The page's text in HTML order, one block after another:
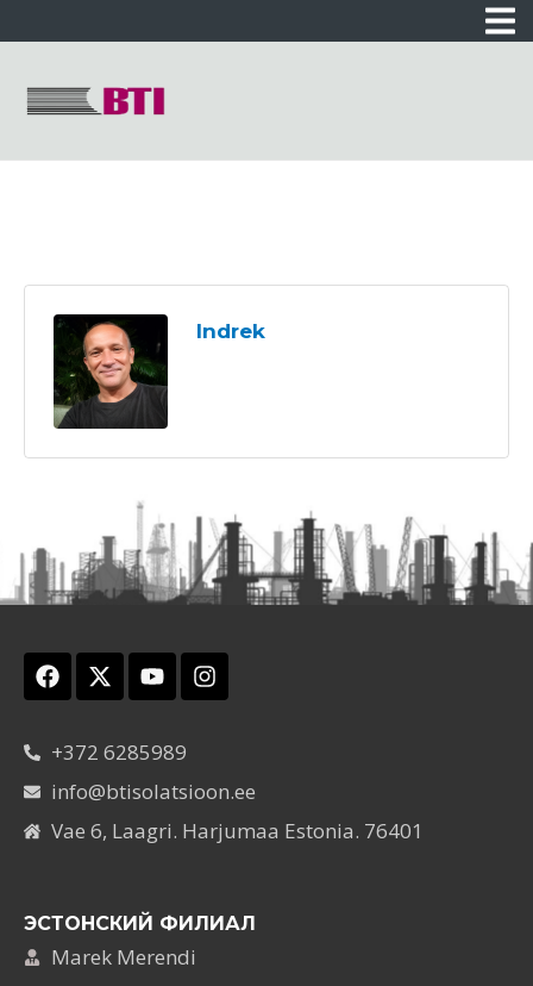
Indrek
+372 6285989
info@btisolatsioon.ee
Vae 6, Laagri. Harjumaa Estonia. 76401
ЭСТОНСКИЙ ФИЛИАЛ
Marek Merendi